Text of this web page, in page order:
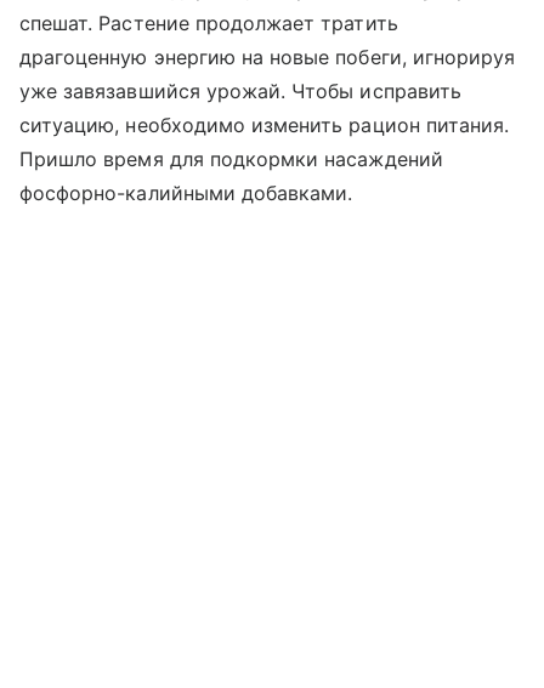
спешат. Растение продолжает тратить
драгоценную энергию на новые побеги, игнорируя
уже завязавшийся урожай. Чтобы исправить
ситуацию, необходимо изменить рацион питания.
Пришло время для подкормки насаждений
фосфорно-калийными добавками.